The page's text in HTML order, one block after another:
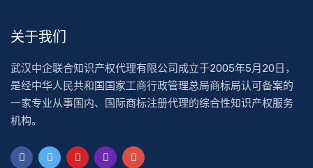
关于我们
武汉中企联合知识产权代理有限公司成立于2005年5月20日，
是经中华人民共和国国家工商行政管理总局商标局认可备案的
一家专业从事国内、国际商标注册代理的综合性知识产权服务
机构。